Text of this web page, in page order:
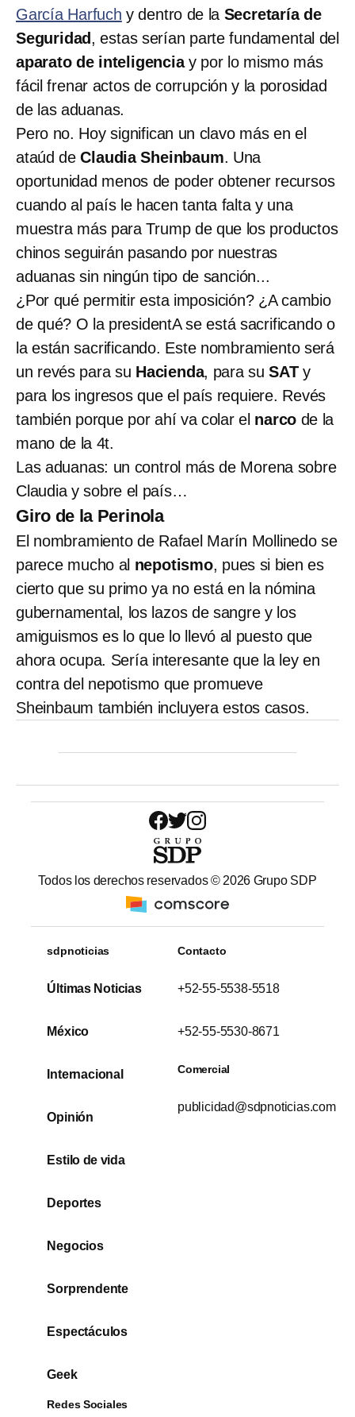
García Harfuch y dentro de la Secretaría de
Seguridad , estas serían parte fundamental del
aparato de inteligenciay por lo mismo más
fácil frenar actos de corrupción y la porosidad
de las aduanas.
Pero no. Hoy significan un clavo más en el
ataúd deClaudia Sheinbaum. Una
oportunidad menos de poder obtener recursos
cuando al país le hacen tanta falta y una
muestra más para Trump de que los productos
chinos seguirán pasando por nuestras
aduanas sin ningún tipo de sanción...
¿Por qué permitir esta imposición? ¿A cambio
de qué? O la presidentA se está sacrificando o
la están sacrificando. Este nombramiento será
un revés para su Hacienda, para suSATy
para los ingresos que el país requiere. Revés
también porque por ahí va colar el narco de la
mano de la 4t.
Las aduanas: un control más de Morena sobre
Claudia y sobre el país…
Giro de la Perinola
El nombramiento de Rafael Marín Mollinedo se
parece mucho al nepotismo, pues si bien es
cierto que su primo ya no está en la nómina
gubernamental, los lazos de sangre y los
amiguismos es lo que lo llevó al puesto que
ahora ocupa. Sería interesante que la ley en
contra del nepotismo que promueve
Sheinbaum también incluyera estos casos.
Todos los derechos reservados © 2026 Grupo SDP
sdpnoticias
Últimas Noticias
México
Internacional
Opinión
Estilo de vida
Deportes
Negocios
Sorprendente
Espectáculos
Geek
Contacto
+52-55-5538-5518
+52-55-5530-8671
Comercial
publicidad@sdpnoticias.com
Redes Sociales